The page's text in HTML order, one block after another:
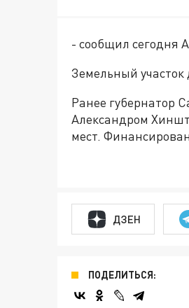
- сообщил сегодня
Земельный
Ранее губернатор
Александром
мест.
ДЗЕН
ПОДЕЛИТЬСЯ: